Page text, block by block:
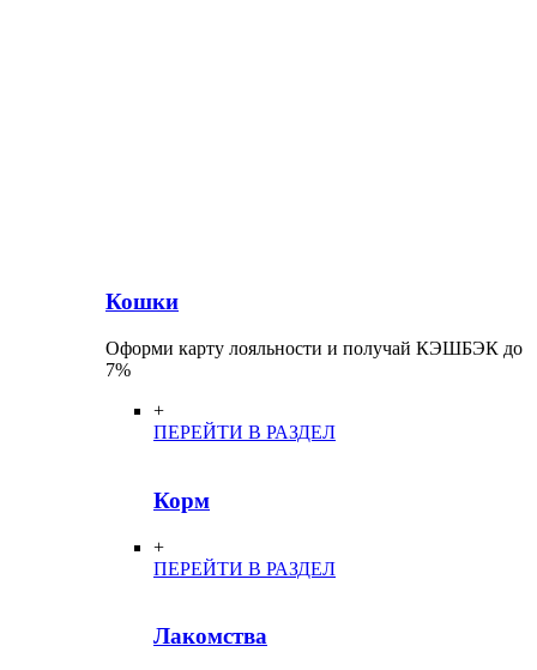
Кошки
Оформи карту лояльности и получай КЭШБЭК до
7%
+
ПЕРЕЙТИ В РАЗДЕЛ
Корм
+
ПЕРЕЙТИ В РАЗДЕЛ
Лакомства